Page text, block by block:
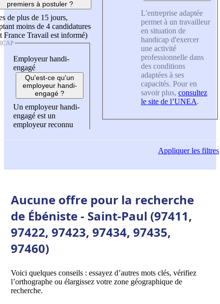
premiers à postuler ?
de plus de 15 jours,
moins de 4 candidatures
France Travail est informé)
Employeur handi-
engagé
Qu'est-ce qu'un
employeur handi-
engagé ?
Un employeur handi-
engagé est un
employeur reconnu
L'entreprise adaptée
permet à un travailleur
en situation de
handicap d'exercer
une activité
professionnelle dans
des conditions
adaptées à ses
capacités. Pour en
savoir plus, consultez
le site de l’UNEA.
Appliquerles filtres
Aucune offre pour la recherche
de Ébéniste - Saint-Paul (97411,
97422, 97423, 97434, 97435,
97460)
Voici quelques conseils : essayez d’autres mots clés, vérifiez
l’orthographe ou élargissez votre zone géographique de
recherche.